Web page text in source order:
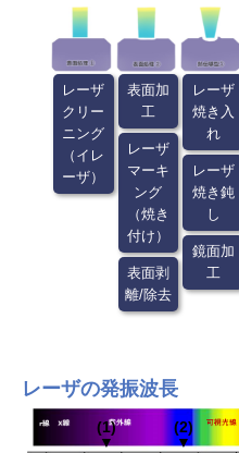
レーザ
クリー
ニング
（イレ
ーザ）
表面加
工
レーザ
マーキ
ング
（焼き
付け）
表面剥
離/除去
レーザ
焼き入
れ
レーザ
焼き鈍
し
鏡面加
工
レーザの発振波長
(1)
▼
(2)
▼